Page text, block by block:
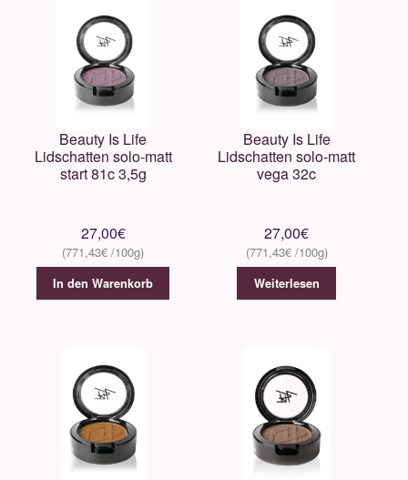
Beauty Is Life
Lidschatten solo-matt
start 81c 3,5g
27,00€
771,43€
In den Warenkorb
Beauty Is Life
Lidschatten solo-matt
vega 32c
27,00€
771,43€
Weiterlesen